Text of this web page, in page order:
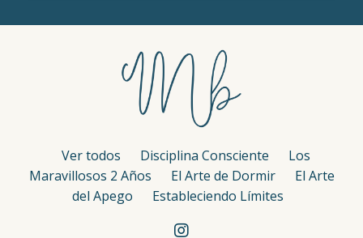
Ver todos Disciplina Consciente
Los
Maravillosos 2 Años
El Arte de Dormir
El Arte
del Apego
Estableciendo Límites